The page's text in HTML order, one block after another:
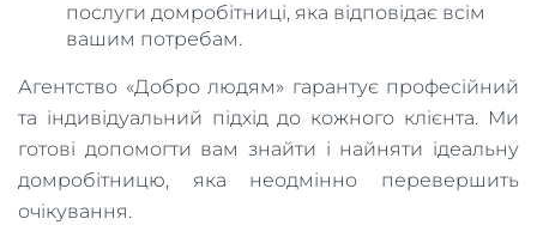
послуги домробітниці, яка відповідає всім
вашим потребам.
Агентство «Добро людям» гарантує професійний
та індивідуальний підхід до кожного клієнта. Ми
готові допомогти вам знайти і найняти ідеальну
домробітницю, яка неодмінно перевершить
очікування.